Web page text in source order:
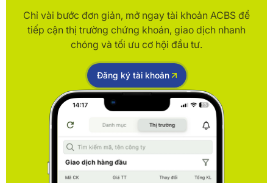
Chỉ vài bước đơn giản, mở ngay tài khoản ACBS để
tiếp cận thị trường chứng khoán, giao dịch nhanh
chóng và tối ưu cơ hội đầu tư.
Đăng ký tài khoản